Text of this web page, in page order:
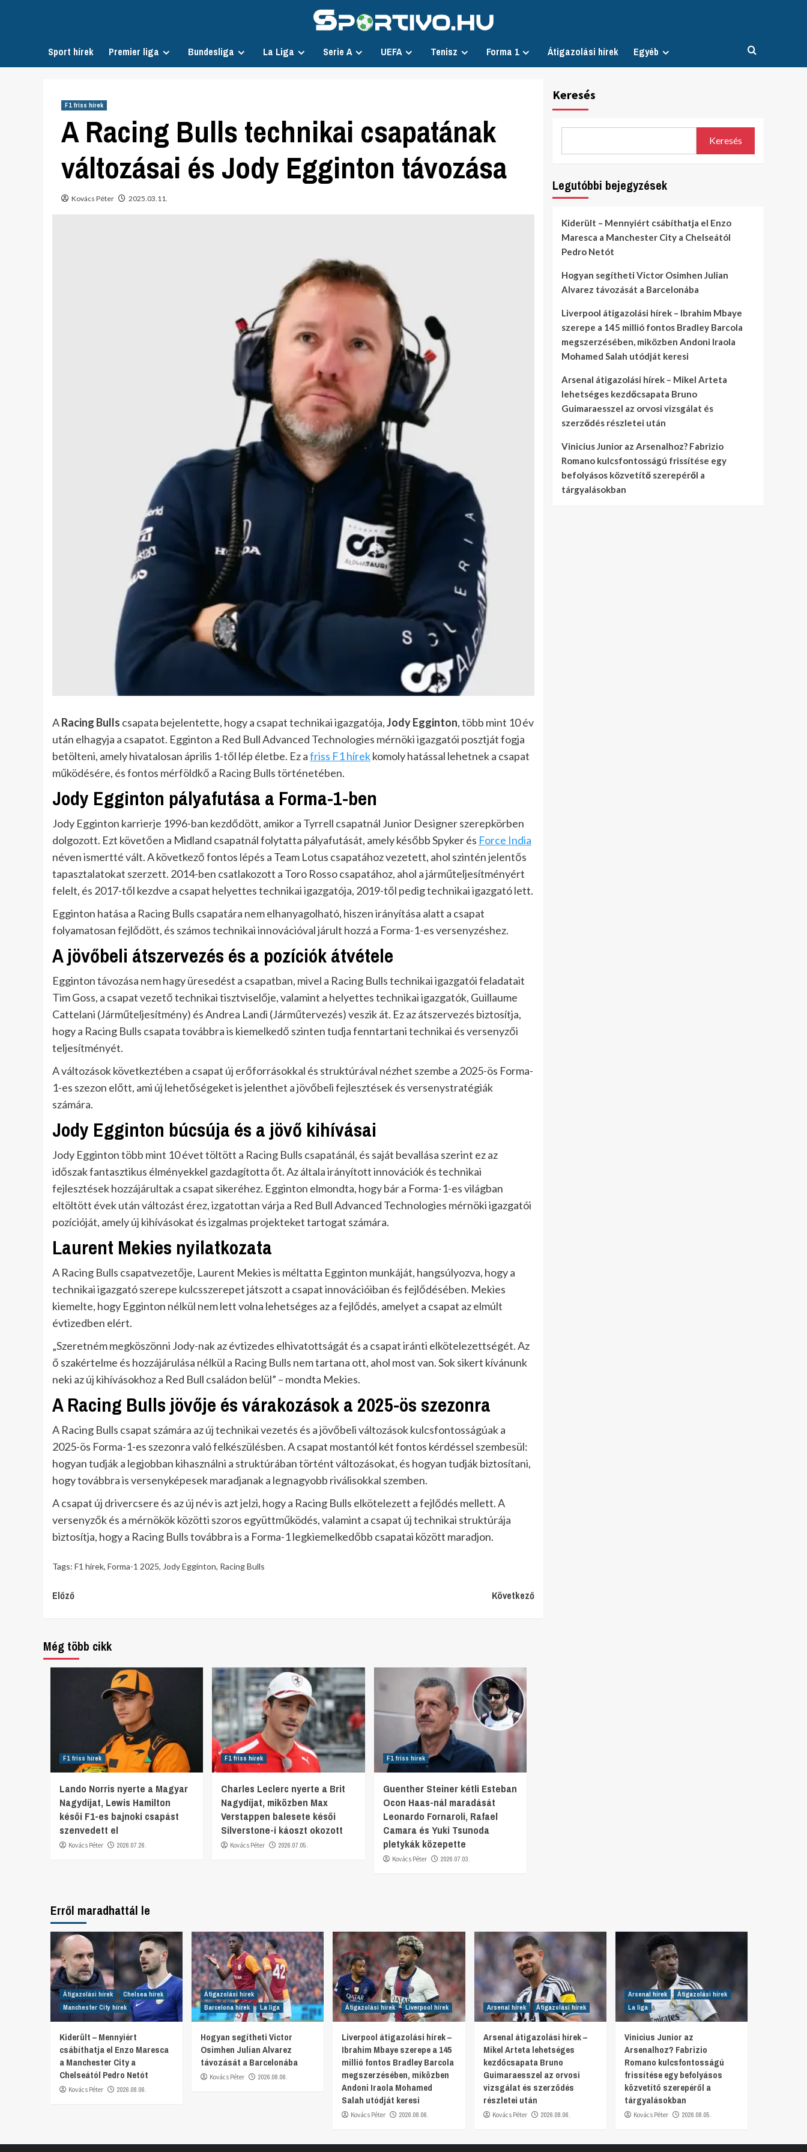
Sport hírek Premier liga Bundesliga La Liga Serie A UEFA Tenisz Forma 1 Átigazolási hírek Egyéb
F1 friss hírek
A Racing Bulls technikai csapatának
változásai és Jody Egginton távozása
Kovács Péter 2025.03.11.
ARacing Bulls csapata bejelentette, hogy a csapat technikai igazgatója,Jody Egginton, több mint 10 év
után elhagyja a csapatot. Egginton a Red Bull Advanced Technologies mérnöki igazgatói posztját fogja
betölteni, amely hivatalosan április 1-től lép életbe. Ez afriss F1 hírekkomoly hatással lehetnek a csapat
működésére, és fontos mérföldkő a Racing Bulls történetében.
Jody Egginton pályafutása a Forma-1-ben
Jody Egginton karrierje 1996-ban kezdődött, amikor a Tyrrell csapatnál Junior Designer szerepkörben
dolgozott. Ezt követően a Midland csapatnál folytatta pályafutását, amely később Spyker és Force India
néven ismertté vált. A következő fontos lépés a Team Lotus csapatához vezetett, ahol szintén jelentős
tapasztalatokat szerzett. 2014-ben csatlakozott a Toro Rosso csapatához, ahol a járműteljesítményért
felelt, és 2017-től kezdve a csapat helyettes technikai igazgatója, 2019-től pedig technikai igazgató lett.
Egginton hatása a Racing Bulls csapatára nem elhanyagolható, hiszen irányítása alatt a csapat
folyamatosan fejlődött, és számos technikai innovációval járult hozzá a Forma-1-es versenyzéshez.
A jövőbeli átszervezés és a pozíciók átvétele
Egginton távozása nem hagy üresedést a csapatban, mivel a Racing Bulls technikai igazgatói feladatait
Tim Goss, a csapat vezető technikai tisztviselője, valamint a helyettes technikai igazgatók, Guillaume
Cattelani (Járműteljesítmény) és Andrea Landi (Járműtervezés) veszik át. Ez az átszervezés biztosítja,
hogy a Racing Bulls csapata továbbra is kiemelkedő szinten tudja fenntartani technikai és versenyzői
teljesítményét.
A változások következtében a csapat új erőforrásokkal és struktúrával nézhet szembe a 2025-ös Forma-
1-es szezon előtt, ami új lehetőségeket is jelenthet a jövőbeli fejlesztések és versenystratégiák
számára.
Jody Egginton búcsúja és a jövő kihívásai
Jody Egginton több mint 10 évet töltött a Racing Bulls csapatánál, és saját bevallása szerint ez az
időszak fantasztikus élményekkel gazdagította őt. Az általa irányított innovációk és technikai
fejlesztések hozzájárultak a csapat sikeréhez. Egginton elmondta, hogy bár a Forma-1-es világban
eltöltött évek után változást érez, izgatottan várja a Red Bull Advanced Technologies mérnöki igazgatói
pozícióját, amely új kihívásokat és izgalmas projekteket tartogat számára.
Laurent Mekies nyilatkozata
A Racing Bulls csapatvezetője, Laurent Mekies is méltatta Egginton munkáját, hangsúlyozva, hogy a
technikai igazgató szerepe kulcsszerepet játszott a csapat innovációiban és fejlődésében. Mekies
kiemelte, hogy Egginton nélkül nem lett volna lehetséges az a fejlődés, amelyet a csapat az elmúlt
évtizedben elért.
„Szeretném megköszönni Jody-nak az évtizedes elhivatottságát és a csapat iránti elkötelezettségét. Az
ő szakértelme és hozzájárulása nélkül a Racing Bulls nem tartana ott, ahol most van. Sok sikert kívánunk
neki az új kihívásokhoz a Red Bull családon belül” – mondta Mekies.
A Racing Bulls jövője és várakozások a 2025-ös szezonra
A Racing Bulls csapat számára az új technikai vezetés és a jövőbeli változások kulcsfontosságúak a
2025-ös Forma-1-es szezonra való felkészülésben. A csapat mostantól két fontos kérdéssel szembesül:
hogyan tudják a legjobban kihasználni a struktúrában történt változásokat, és hogyan tudják biztosítani,
hogy továbbra is versenyképesek maradjanak a legnagyobb riválisokkal szemben.
A csapat új drivercsere és az új név is azt jelzi, hogy a Racing Bulls elkötelezett a fejlődés mellett. A
versenyzők és a mérnökök közötti szoros együttműködés, valamint a csapat új technikai struktúrája
biztosítja, hogy a Racing Bulls továbbra is a Forma-1 legkiemelkedőbb csapatai között maradjon.
Tags: F1 hírek, Forma-1 2025, Jody Egginton, Racing Bulls
Continue
Előző Következő
Még több cikk
F1 friss hírek
Lando Norris nyerte a Magyar
Nagydíjat, Lewis Hamilton
késői F1-es bajnoki csapást
szenvedett el
Kovács Péter 2026.07.26.
F1 friss hírek
Charles Leclerc nyerte a Brit
Nagydíjat, miközben Max
Verstappen balesete késői
Silverstone-i káoszt okozott
Kovács Péter 2026.07.05.
F1 friss hírek
Guenther Steiner kétli Esteban
Ocon Haas-nál maradását
Leonardo Fornaroli, Rafael
Camara és Yuki Tsunoda
pletykák közepette
Kovács Péter 2026.07.03.
Keresés
Keresés
Legutóbbi bejegyzések
Kiderült – Mennyiért csábíthatja el Enzo
Maresca a Manchester City a Chelseától
Pedro Netót
Hogyan segítheti Victor Osimhen Julian
Alvarez távozását a Barcelonába
Liverpool átigazolási hírek – Ibrahim Mbaye
szerepe a 145 millió fontos Bradley Barcola
megszerzésében, miközben Andoni Iraola
Mohamed Salah utódját keresi
Arsenal átigazolási hírek – Mikel Arteta
lehetséges kezdőcsapata Bruno
Guimaraesszel az orvosi vizsgálat és
szerződés részletei után
Vinicius Junior az Arsenalhoz? Fabrizio
Romano kulcsfontosságú frissítése egy
befolyásos közvetítő szerepéről a
tárgyalásokban
Erről maradhattál le
Átigazolási hírek
Chelsea hírek
Manchester City hírek
Kiderült – Mennyiért
csábíthatja el Enzo Maresca
a Manchester City a
Chelseától Pedro Netót
Kovács Péter 2026.08.06.
Átigazolási hírek
Barcelona hírek
La liga
Hogyan segítheti Victor
Osimhen Julian Alvarez
távozását a Barcelonába
Kovács Péter 2026.08.06.
Átigazolási hírek Liverpool hírek
Liverpool átigazolási hírek –
Ibrahim Mbaye szerepe a 145
millió fontos Bradley Barcola
megszerzésében, miközben
Andoni Iraola Mohamed
Salah utódját keresi
Kovács Péter 2026.08.06.
Arsenal hírek Átigazolási hírek
Arsenal átigazolási hírek –
Mikel Arteta lehetséges
kezdőcsapata Bruno
Guimaraesszel az orvosi
vizsgálat és szerződés
részletei után
Kovács Péter 2026.08.06.
Arsenal hírek
Átigazolási hírek
La liga
Vinicius Junior az
Arsenalhoz? Fabrizio
Romano kulcsfontosságú
frissítése egy befolyásos
közvetítő szerepéről a
tárgyalásokban
Kovács Péter 2026.08.05.